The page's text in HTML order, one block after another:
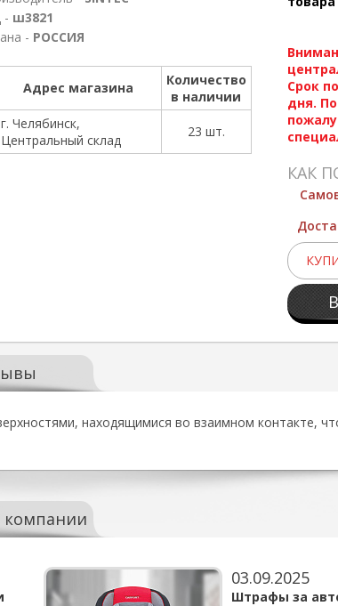
Срок
дня.
КАК
- ш3821
- РОССИЯ
Адрес магазина
Количество
в наличии
г. Челябинск,
Центральный склад
23 шт.
находящимися во взаимном контакте,
03.09.2025
Штрафы за